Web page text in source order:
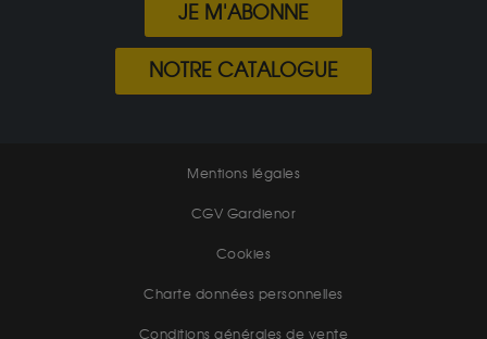
JE M'ABONNE
NOTRE CATALOGUE
Mentions légales
CGV Gardienor
Cookies
Charte données personnelles
Conditions générales de vente